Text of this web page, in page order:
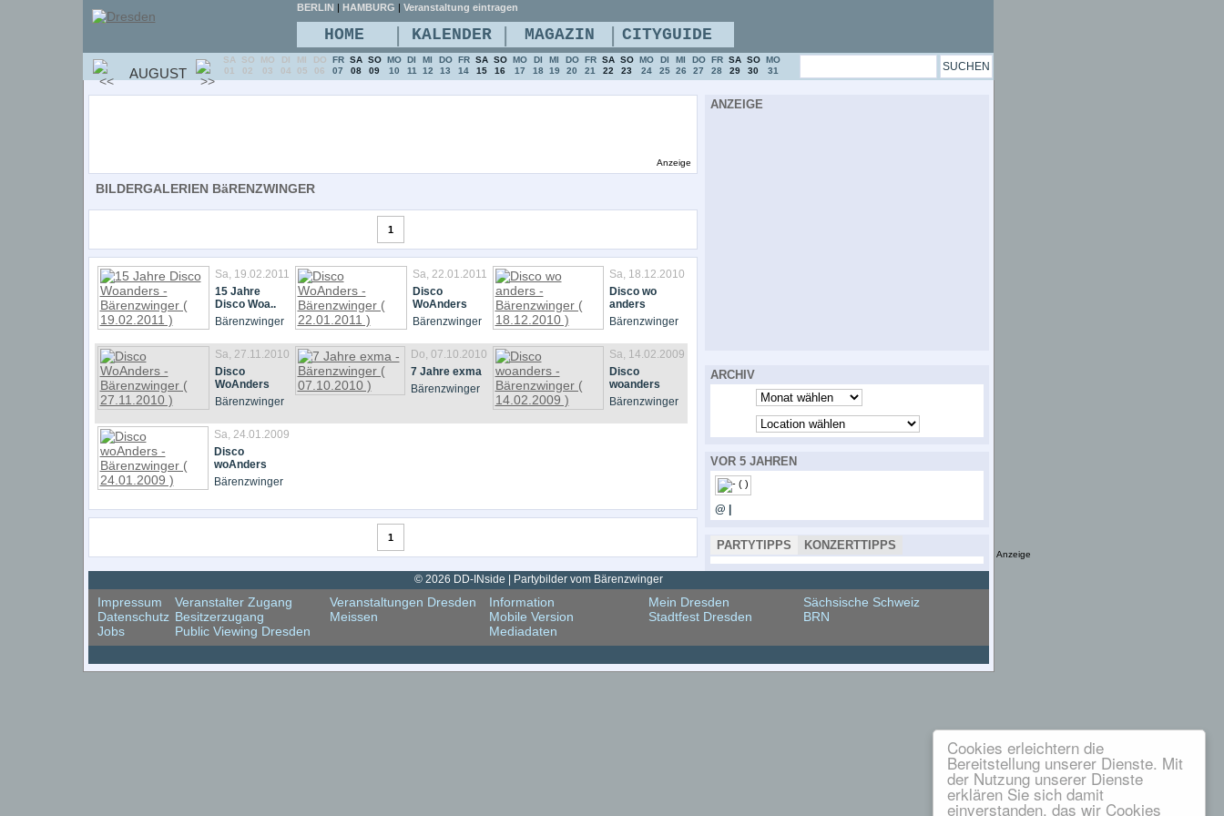
Cookies erleichtern die
Bereitstellung unserer Dienste. Mit
der Nutzung unserer Dienste
erklären Sie sich damit
einverstanden, das wir Cookies
Anzeige
BILDERGALERIEN BäRENZWINGER
1
Sa, 19.02.2011
15 Jahre
Disco Woa..
Bärenzwinger
Sa, 22.01.2011
Disco
WoAnders
Bärenzwinger
Sa, 18.12.2010
Disco wo
anders
Bärenzwinger
Sa, 27.11.2010
Disco
WoAnders
Bärenzwinger
Do, 07.10.2010
7 Jahre exma
Bärenzwinger
Sa, 14.02.2009
Disco
woanders
Bärenzwinger
Sa, 24.01.2009
Disco
woAnders
Bärenzwinger
1
ANZEIGE
ARCHIV
VOR 5 JAHREN
@ |
PARTYTIPPS KONZERTTIPPS
© 2026 DD-INside | Partybilder vom Bärenzwinger
Impressum
Datenschutz
Jobs
Veranstalter Zugang
Besitzerzugang
Public Viewing Dresden
Veranstaltungen Dresden
Meissen
Information
Mobile Version
Mediadaten
Mein Dresden
Stadtfest Dresden
Sächsische Schweiz
BRN
BERLIN | HAMBURG | Veranstaltung eintragen
HOME | KALENDER | MAGAZIN | CITYGUIDE
AUGUST
SA
01
SO
02
MO
03
DI
04
MI
05
DO
06
FR
07
SA
08
SO
09
MO
10
DI
11
MI
12
DO
13
FR
14
SA
15
SO
16
MO
17
DI
18
MI
19
DO
20
FR
21
SA
22
SO
23
MO
24
DI
25
MI
26
DO
27
FR
28
SA
29
SO
30
MO
31
Anzeige